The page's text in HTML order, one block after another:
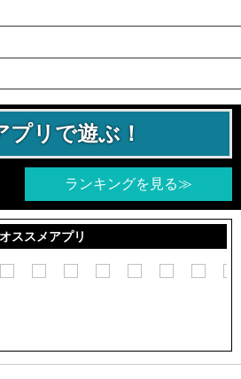
プリで遊ぶ！
ランキングを見る≫
オススメアプリ